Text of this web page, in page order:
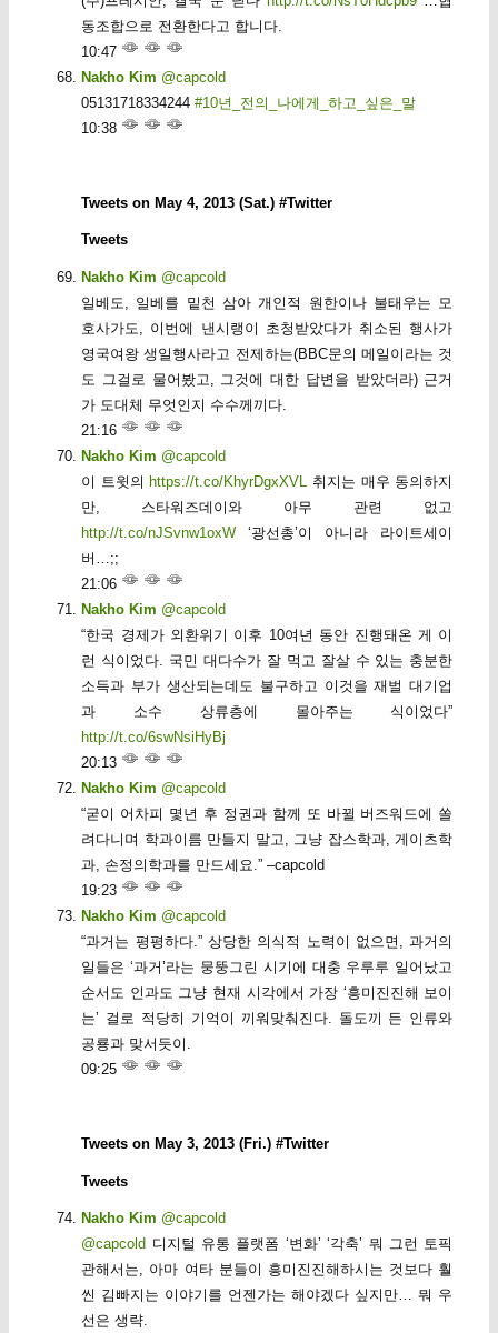
동조합으로 전환한다고 합니다.
10:47
Nakho Kim @capcold
05131718334244#10년_전의_나에게_하고_싶은_말
10:38
Tweets on May 4, 2013 (Sat.) #Twitter
Tweets
Nakho Kim @capcold
일베도, 일베를 밑천 삼아 개인적 원한이나 불태우는 모
호사가도, 이번에 낸시랭이 초청받았다가 취소된 행사가
영국여왕 생일행사라고 전제하는(BBC문의 메일이라는 것
도 그걸로 물어봤고, 그것에 대한 답변을 받았더라) 근거
가 도대체 무엇인지 수수께끼다.
21:16
Nakho Kim @capcold
이 트윗의 https://t.co/KhyrDgxXVL
취지는 매우 동의하지
만, 스타워즈데이와 아무 관련 없고
http://t.co/nJSvnw1oxW ‘광선총’이 아니라 라이트세이
버…;;
21:06
Nakho Kim @capcold
“한국 경제가 외환위기 이후 10여년 동안 진행돼온 게 이
런 식이었다. 국민 대다수가 잘 먹고 잘살 수 있는 충분한
소득과 부가 생산되는데도 불구하고 이것을 재벌 대기업
과 소수 상류층에 몰아주는 식이었다”
http://t.co/6swNsiHyBj
20:13
Nakho Kim @capcold
“굳이 어차피 몇년 후 정권과 함께 또 바뀔 버즈워드에 쏠
려다니며 학과이름 만들지 말고, 그냥 잡스학과, 게이츠학
과, 손정의학과를 만드세요.” –capcold
19:23
Nakho Kim @capcold
“과거는 평평하다.” 상당한 의식적 노력이 없으면, 과거의
일들은 ‘과거’라는 뭉뚱그린 시기에 대충 우루루 일어났고
순서도 인과도 그냥 현재 시각에서 가장 ‘흥미진진해 보이
는’ 걸로 적당히 기억이 끼워맞춰진다. 돌도끼 든 인류와
공룡과 맞서듯이.
09:25
Tweets on May 3, 2013 (Fri.) #Twitter
Tweets
Nakho Kim @capcold
@capcold 디지털 유통 플랫폼 ‘변화’ ‘각축’ 뭐 그런 토픽
관해서는, 아마 여타 분들이 흥미진진해하시는 것보다 훨
씬 김빠지는 이야기를 언젠가는 해야겠다 싶지만… 뭐 우
선은 생략.